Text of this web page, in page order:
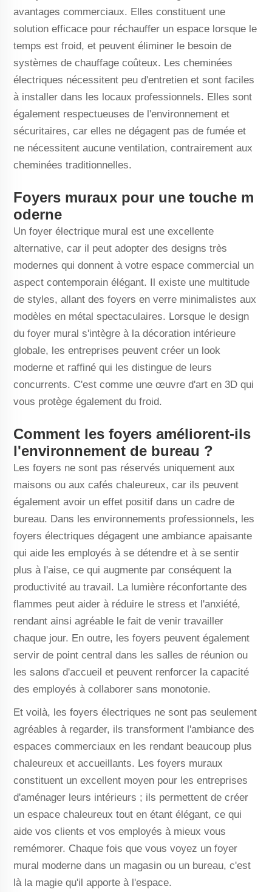
avantages commerciaux. Elles constituent une
solution efficace pour réchauffer un espace lorsque le
temps est froid, et peuvent éliminer le besoin de
systèmes de chauffage coûteux. Les cheminées
électriques nécessitent peu d'entretien et sont faciles
à installer dans les locaux professionnels. Elles sont
également respectueuses de l'environnement et
sécuritaires, car elles ne dégagent pas de fumée et
ne nécessitent aucune ventilation, contrairement aux
cheminées traditionnelles.
Foyers muraux pour une touche m
oderne
Un foyer électrique mural est une excellente
alternative, car il peut adopter des designs très
modernes qui donnent à votre espace commercial un
aspect contemporain élégant. Il existe une multitude
de styles, allant des foyers en verre minimalistes aux
modèles en métal spectaculaires. Lorsque le design
du foyer mural s'intègre à la décoration intérieure
globale, les entreprises peuvent créer un look
moderne et raffiné qui les distingue de leurs
concurrents. C'est comme une œuvre d'art en 3D qui
vous protège également du froid.
Comment les foyers améliorent-ils
l'environnement de bureau ?
Les foyers ne sont pas réservés uniquement aux
maisons ou aux cafés chaleureux, car ils peuvent
également avoir un effet positif dans un cadre de
bureau. Dans les environnements professionnels, les
foyers électriques dégagent une ambiance apaisante
qui aide les employés à se détendre et à se sentir
plus à l'aise, ce qui augmente par conséquent la
productivité au travail. La lumière réconfortante des
flammes peut aider à réduire le stress et l'anxiété,
rendant ainsi agréable le fait de venir travailler
chaque jour. En outre, les foyers peuvent également
servir de point central dans les salles de réunion ou
les salons d'accueil et peuvent renforcer la capacité
des employés à collaborer sans monotonie.
Et voilà, les foyers électriques ne sont pas seulement
agréables à regarder, ils transforment l'ambiance des
espaces commerciaux en les rendant beaucoup plus
chaleureux et accueillants. Les foyers muraux
constituent un excellent moyen pour les entreprises
d'aménager leurs intérieurs ; ils permettent de créer
un espace chaleureux tout en étant élégant, ce qui
aide vos clients et vos employés à mieux vous
remémorer. Chaque fois que vous voyez un foyer
mural moderne dans un magasin ou un bureau, c'est
là la magie qu'il apporte à l'espace.